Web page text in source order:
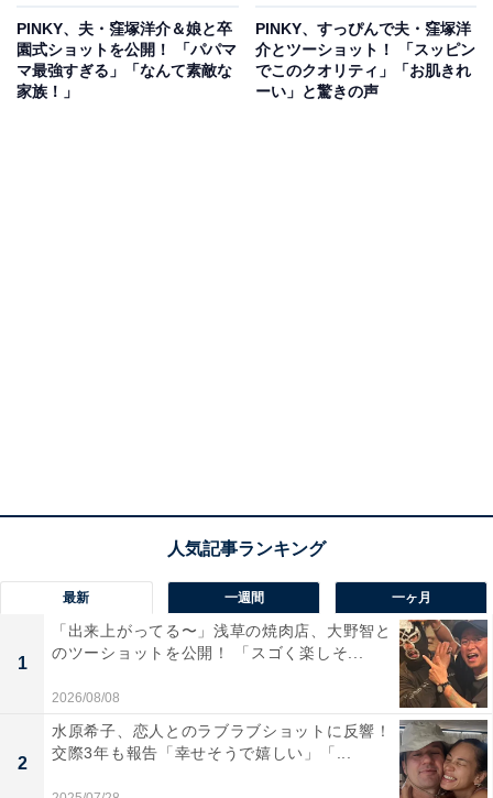
PINKY、夫・窪塚洋介＆娘と卒
園式ショットを公開！ 「パパマ
マ最強すぎる」「なんて素敵な
家族！」
PINKY、すっぴんで夫・窪塚洋
介とツーショット！ 「スッピン
でこのクオリティ」「お肌きれ
ーい」と驚きの声
最新 一週間 一ヶ月
1
「出来上がってる〜」浅草の焼肉店、大野智と
のツーショットを公開！ 「スゴく楽しそ...
2026/08/08
2
水原希子、恋人とのラブラブショットに反響！
交際3年も報告「幸せそうで嬉しい」「...